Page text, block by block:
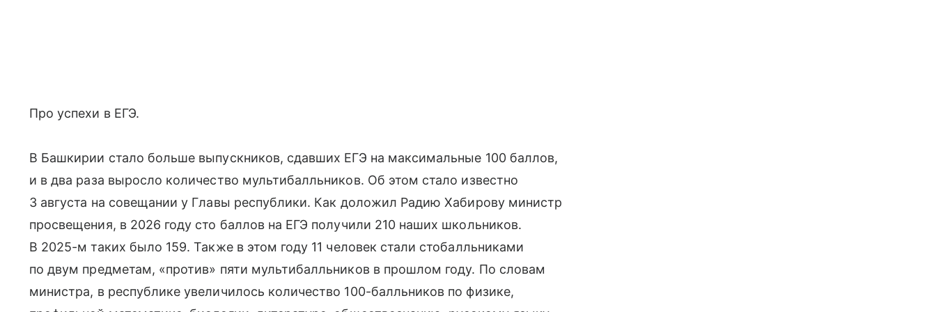
Про успехи в ЕГЭ.
В Башкирии стало больше выпускников, сдавших ЕГЭ на максимальные 100 баллов,
и в два раза выросло количество мультибалльников. Об этом стало известно
3 августа на совещании у Главы республики. Как доложил Радию Хабирову министр
просвещения, в 2026 году сто баллов на ЕГЭ получили 210 наших школьников.
В 2025-м таких было 159. Также в этом году 11 человек стали стобалльниками
по двум предметам, «против» пяти мультибалльников в прошлом году. По словам
министра, в республике увеличилось количество 100-балльников по физике,